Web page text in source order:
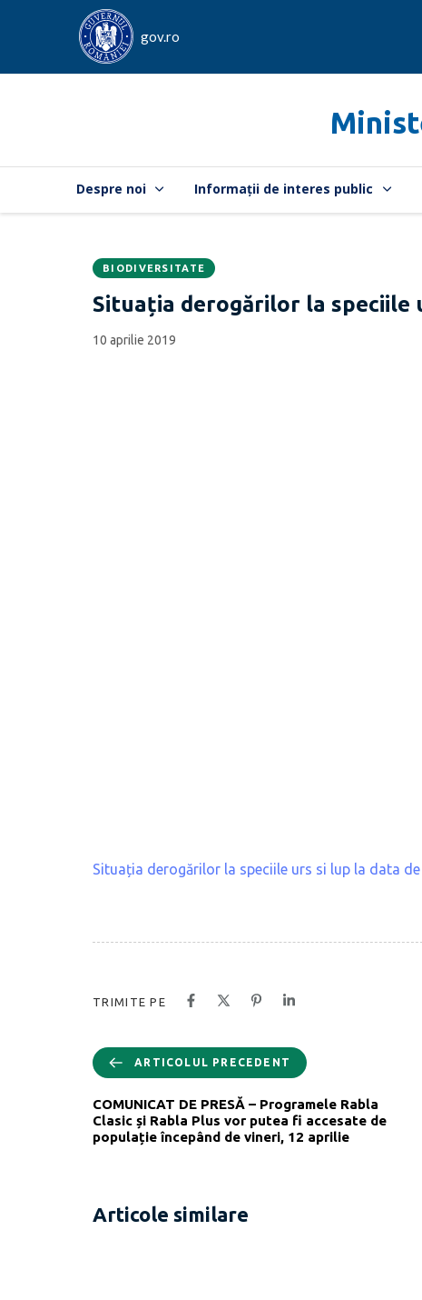
gov.ro
Despre noi Informații de interes public
CATEGORIA:
BIODIVERSITATE
Situația derogărilor la speciile
Data
publicării:
10 aprilie 2019
Situația derogărilor la speciile urs si lup la data de
TRIMITE PE
ARTICOLUL PRECEDENT
COMUNICAT DE PRESĂ – Programele Rabla
Clasic și Rabla Plus vor putea fi accesate de
populație începând de vineri, 12 aprilie
Articole similare